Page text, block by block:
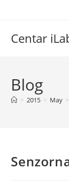
Centar
Blog
> 2015 > May >